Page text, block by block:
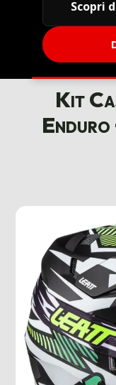
Scopri
Kit
Enduro